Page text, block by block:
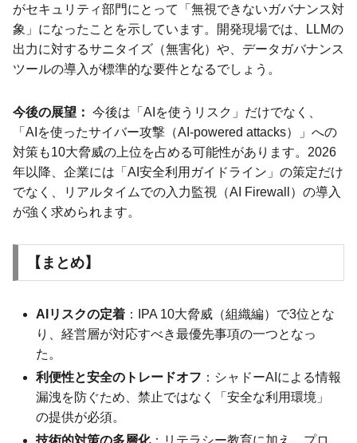
がセキュリティ部門にとって「無視できないガバナンス対
象」になったことを示しています。開発現場では、LLMの
出力に対するサニタイズ（無害化）や、データガバナンス
ツールの導入が標準的な要件となるでしょう。
今後の展望： 今後は「AIを使うリスク」だけでなく、
「AIを使ったサイバー攻撃（AI-powered attacks）」への
対策も10大脅威の上位を占める可能性があります。2026
年以降、企業には「AI安全利用ガイドライン」の策定だけ
でなく、リアルタイムでの入力監視（AI Firewall）の導入
が強く求められます。
【まとめ】
AIリスクの定着 ：IPA 10大脅威（組織編）で3位とな
り、経営層が対応すべき最優先事項の一つとなっ
た。
利便性と安全のトレードオフ ：シャドーAIによる情報
漏洩を防ぐため、禁止ではなく「安全な利用環境」
の提供が必須。
技術的対策の多層化：リテラシー教育に加え、プロ